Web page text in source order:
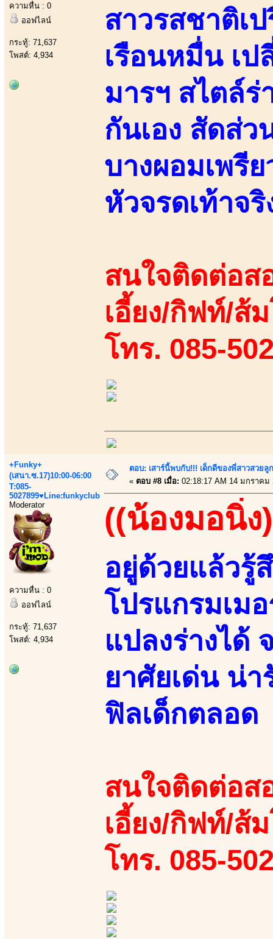
ความหื่น : 0
ออฟไลน์
กระทู้: 71,637
โพสต์: 4,934
สาวรสชาติเ
เรือนหมื่น เป
มารฯ สไตล์ร่
กันเอง สัดส่ว
บางผอมเพรี
หัวจรดเท้าจริ
สนใจติดต่อส
เอี้ยง/กิฟท์/ส้
โทร. 085-
+Funky+
(เสนา.ซ.17)10:00-06:00
T:085-
5027899♥Line:funkyclub
Moderator
ความหื่น : 0
ออฟไลน์
กระทู้: 71,637
โพสต์: 4,934
ตอบ: เสาร์นี้พบกับ!!! เด็กดีของพี่สาวสวยลู
« ตอบ #8 เมื่อ: 02:18:17 AM 14 มกราคม
((น้องมอนิ่ง
อยู่ด้วยแล้วรู้
โปรแกรมเม
แปลงร่างได้
ยาศัยเด่น น่า
ฟิลเด็กตลอด
สนใจติดต่อส
เอี้ยง/กิฟท์/ส้
โทร. 085-